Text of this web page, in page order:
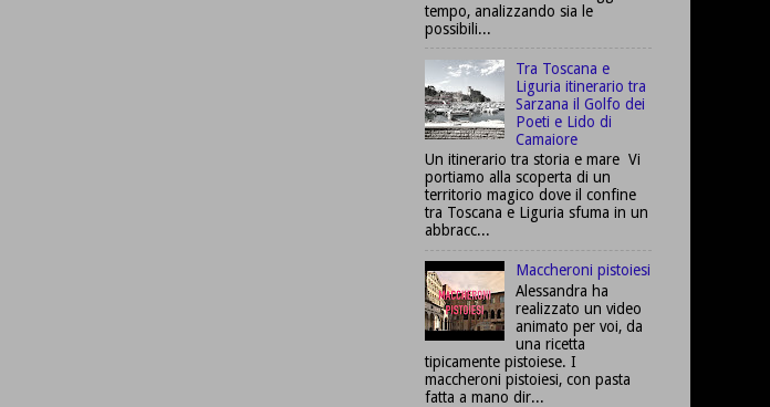
tempo, analizzando sia le
possibili...
Tra Toscana e
Liguria itinerario tra
Sarzana il Golfo dei
Poeti e Lido di
Camaiore
Un itinerario tra storia e mare Vi
portiamo alla scoperta di un
territorio magico dove il confine
tra Toscana e Liguria sfuma in un
abbracc...
Maccheroni pistoiesi
Alessandra ha
realizzato un video
animato per voi, da
una ricetta
tipicamente pistoiese. I
maccheroni pistoiesi, con pasta
fatta a mano dir...